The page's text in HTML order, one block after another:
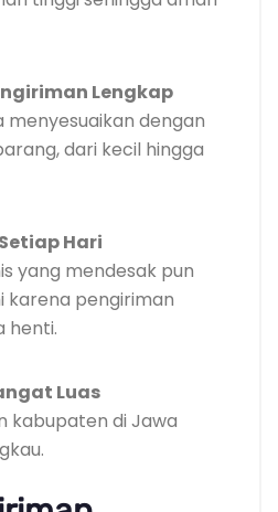
Lengkap
menyesuaikan dengan
dari kecil hingga
Hari
yang mendesak pun
karena pengiriman
henti.
Luas
kabupaten di Jawa